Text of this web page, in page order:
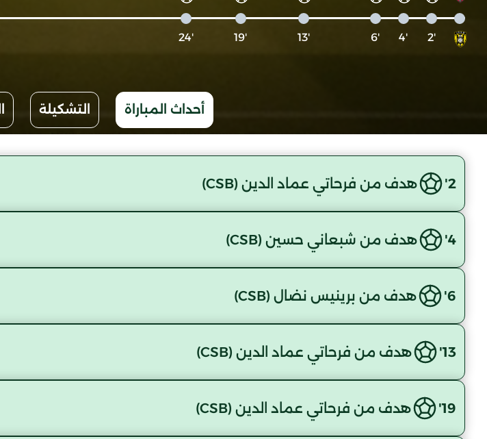
'2
'4
'6
'13
'19
'24
أحداث المباراة التشكيلة
2' هدف من فرحاتي عماد الدين (CSB)
4' هدف من شبعاني حسين (CSB)
6' هدف من برينيس نضال (CSB)
13' هدف من فرحاتي عماد الدين (CSB)
19' هدف من فرحاتي عماد الدين (CSB)